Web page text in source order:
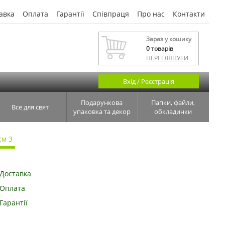
Оплата Гарантії Співпраця Про нас Контакти
Зараз у кошику
0товарів
ПЕРЕГЛЯНУТИ
Вхід / Реєстрація
Все для свят
Подарункова
упаковка та декор
Папки, файли,
обкладинки
3
Доставка
Оплата
Гарантії